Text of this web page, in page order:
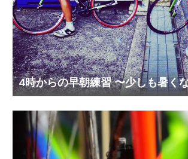
4時からの早朝練習 〜少しも暑く